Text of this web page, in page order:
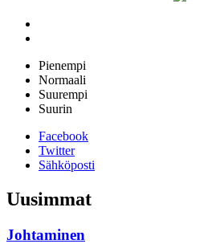
Pienempi
Normaali
Suurempi
Suurin
Facebook
Twitter
Sähköposti
Uusimmat
Johtaminen